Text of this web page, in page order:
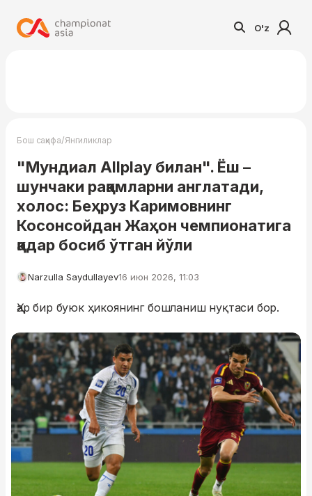
O'z
Бош саҳифа/Янгиликлар
"Мундиал Allplay билан". Ёш –
шунчаки рақамларни англатади,
холос: Беҳруз Каримовнинг
Косонсойдан Жаҳон чемпионатига
қадар босиб ўтган йўли
Narzulla Saydullayev16 июн 2026, 11:03
Ҳар бир буюк ҳикоянинг бошланиш нуқтаси бор.